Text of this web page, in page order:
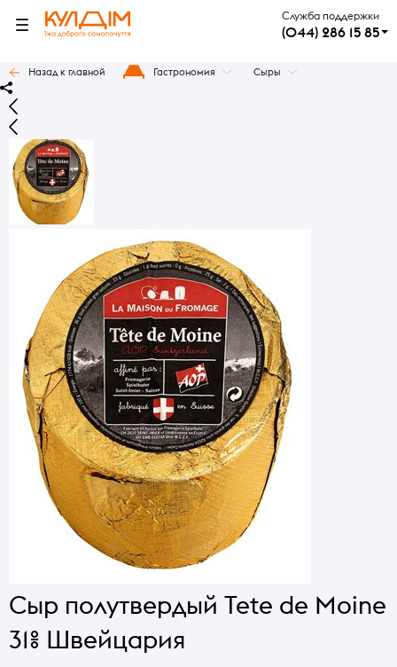
Служба поддержки
(044) 286 15 85
Назад к главной Гастрономия Сыры
Сыр полутвердый Tete de Moine
31% Швейцария